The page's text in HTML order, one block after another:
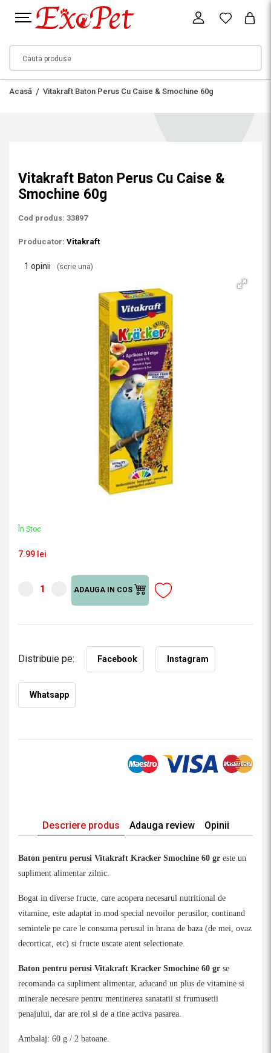
Acasă Vitakraft Baton Perus Cu Caise & Smochine 60g
Descriere produs Adauga review Opinii
Baton pentru perusi Vitakraft Kracker Smochine 60 gr este un
supliment alimentar zilnic.
Bogat in diverse fructe, care acopera necesarul nutritional de
vitamine, este adaptat in mod special nevoilor perusilor, continand
semintele pe care le consuma perusul in hrana de baza (de mei, ovaz
decorticat, etc) si fructe uscate atent selectionate.
Baton pentru perusi Vitakraft Kracker Smochine 60 gr se
recomanda ca supliment alimentar, aducand un plus de vitamine si
minerale necesare pentru mentinerea sanatatii si frumusetii
penajului, dar are rol si de a tine activa pasarea.
Ambalaj: 60 g / 2 batoane.
Vitakraft Baton Perus Cu Caise &
Smochine 60g
Cod produs: 33897
Producator: Vitakraft
1 opinii (scrie una)
În Stoc
7.99 lei
ADAUGA IN COS
Distribuie pe: Facebook Instagram
Whatsapp